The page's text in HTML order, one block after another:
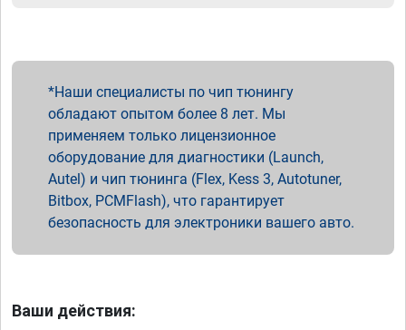
Наши специалисты по чип тюнингу
обладают опытом более 8 лет. Мы
применяем только лицензионное
оборудование для диагностики (Launch,
Autel) и чип тюнинга (Flex, Kess 3, Autotuner,
Bitbox, PCMFlash), что гарантирует
безопасность для электроники вашего авто.
Ваши действия: